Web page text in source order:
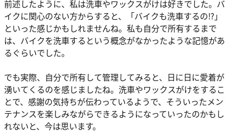
前述したように、私は洗車やワックスがけは好きでした。バ
イクに関心のない方からすると、「バイクも洗車するの⁉」
といった感じかもしれませんね。私も自分で所有するまで
は、バイクを洗車するという概念がなかったような記憶があ
るぐらいでした。
でも実際、自分で所有して管理してみると、日に日に愛着が
湧いてくるのを感じましたね。洗車やワックスがけをするこ
とで、感謝の気持ちが伝わっているようで、そういったメン
テナンスを楽しみながらできるようになっていったのかもし
れないと、今は思います。